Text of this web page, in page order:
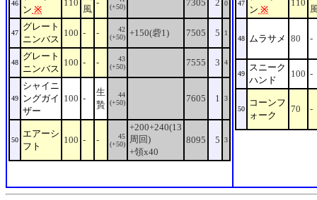
46
ン ※
110
風
-
(+50)
7305 2 0
47
グレート
ニンバス
100 - -
42
(+50) +150(砦1) 7505 5 1
48
グレート
ニンバス
100 - -
43
(+50)
7555 3 4
49
シャイニ
ングガイ
ザー
100 -
生
贄
44
(+50)
7605 1 3
50
エアーシ
フト
100 - -
45
(+50)
+200+240(13
周回)
+領x40
8095 5 3
47
ン ※
110
48 ムラサメ 80 -
49
スニーク
ハンド
100 -
50
コーンフ
ォーク
70 -